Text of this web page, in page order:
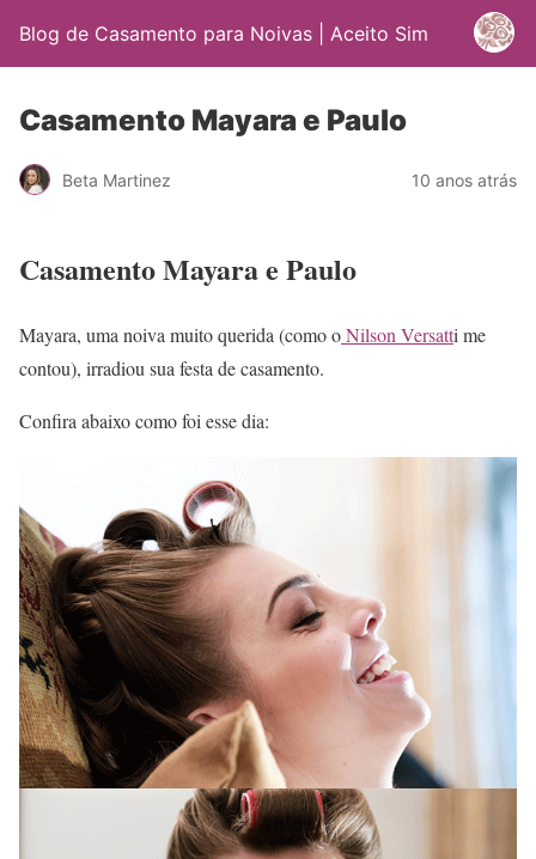
Blog de Casamento para Noivas | Aceito Sim
Casamento Mayara e Paulo
Beta Martinez 10 anos atrás
Casamento Mayara e Paulo
Mayara, uma noiva muito querida (como oNilson Versatti me
contou), irradiou sua festa de casamento.
Confira abaixo como foi esse dia: